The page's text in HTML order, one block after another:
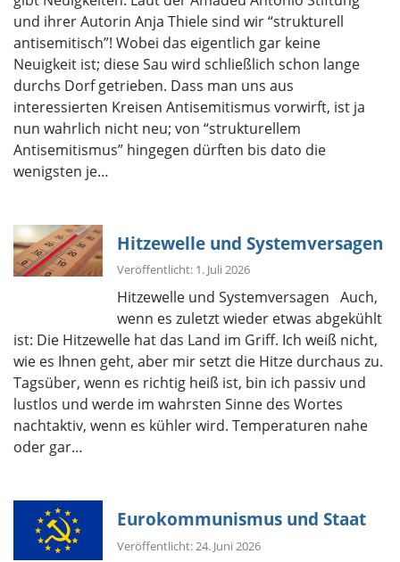
und ihrer Autorin Anja Thiele sind wir “strukturell
antisemitisch”! Wobei das eigentlich gar keine
Neuigkeit ist; diese Sau wird schließlich schon lange
durchs Dorf getrieben. Dass man uns aus
interessierten Kreisen Antisemitismus vorwirft, ist ja
nun wahrlich nicht neu; von “strukturellem
Antisemitismus” hingegen dürften bis dato die
wenigsten je…
Hitzewelle und Systemversagen
Veröffentlicht: 1. Juli 2026
Hitzewelle und Systemversagen Auch,
wenn es zuletzt wieder etwas abgekühlt
ist: Die Hitzewelle hat das Land im Griff. Ich weiß nicht,
wie es Ihnen geht, aber mir setzt die Hitze durchaus zu.
Tagsüber, wenn es richtig heiß ist, bin ich passiv und
lustlos und werde im wahrsten Sinne des Wortes
nachtaktiv, wenn es kühler wird. Temperaturen nahe
oder gar…
Eurokommunismus und Staat
Veröffentlicht: 24. Juni 2026